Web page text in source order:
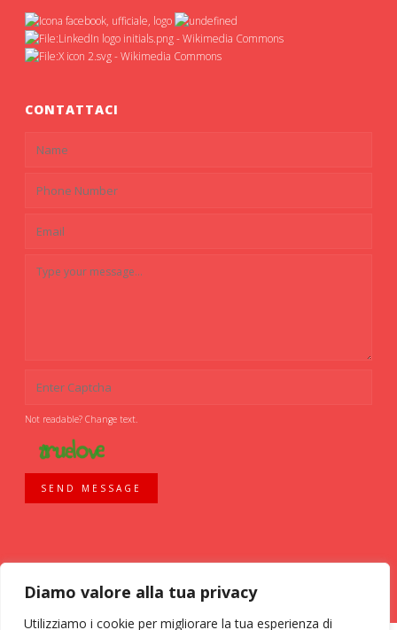
Diamo valore alla tua privacy
Utilizziamo i cookie per migliorare la tua esperienza di
CONTATTACI
Not readable? Change text.
SEND MESSAGE